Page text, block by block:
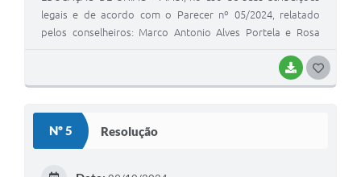
BAIXAR
legais e de acordo com o Parecer nº 05/2024, relatado
pelos conselheiros: Marco Antonio Alves Portela e Rosa
Nº 5 Resolução